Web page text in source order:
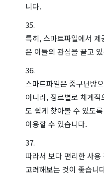
니다.
특히, 스마트파일에서
은 이들의 관심을 끌고
스마트파일은 중구난방
아니라, 장르별로 체계
도 쉽게 찾아볼 수 있도
이용할 수 있습니다.
따라서 보다 편리한 사
고려해보는 것이 좋습니